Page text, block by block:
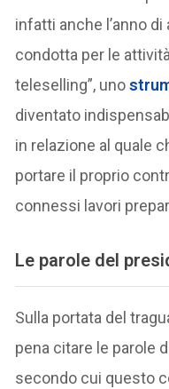
infatti anche l’anno
condotta per le
teleselling”, uno
diventato
in relazione al quale
portare il proprio
connessi lavori
Le parole del
Sulla portata del
pena citare le parole
secondo cui questo